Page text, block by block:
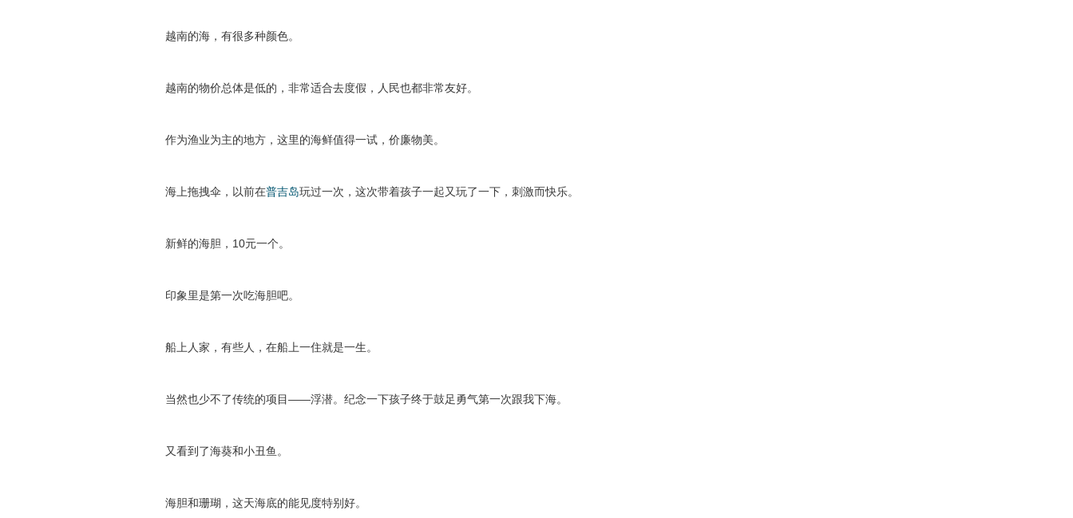
越南的海，有很多种颜色。
越南的物价总体是低的，非常适合去度假，人民也都非常友好。
作为渔业为主的地方，这里的海鲜值得一试，价廉物美。
海上拖拽伞，以前在普吉岛玩过一次，这次带着孩子一起又玩了一下，刺激而快乐。
新鲜的海胆，10元一个。
印象里是第一次吃海胆吧。
船上人家，有些人，在船上一住就是一生。
当然也少不了传统的项目——浮潜。纪念一下孩子终于鼓足勇气第一次跟我下海。
又看到了海葵和小丑鱼。
海胆和珊瑚，这天海底的能见度特别好。